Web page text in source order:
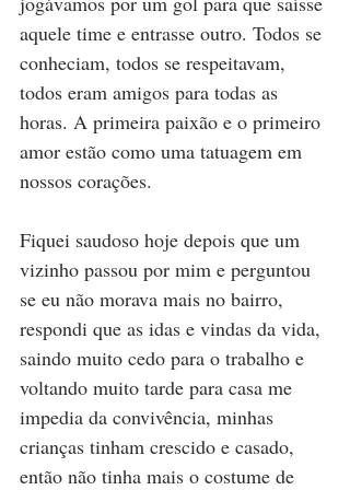
aquele time e entrasse outro. Todos se
conheciam, todos se respeitavam,
todos eram amigos para todas as
horas. A primeira paixão e o primeiro
amor estão como uma tatuagem em
nossos corações.
Fiquei saudoso hoje depois que um
vizinho passou por mim e perguntou
se eu não morava mais no bairro,
respondi que as idas e vindas da vida,
saindo muito cedo para o trabalho e
voltando muito tarde para casa me
impedia da convivência, minhas
crianças tinham crescido e casado,
então não tinha mais o costume de